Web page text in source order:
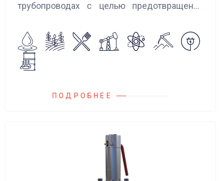
трубопроводах с целью предотвращения
агрессивных жидкостей, эмульсий,
суспензий и пропуска их в прямом
направлении.
ПОДРОБНЕЕ